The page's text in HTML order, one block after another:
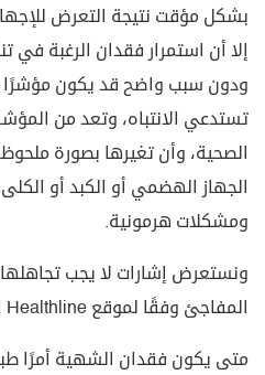
بشكل مؤقت نتيجة التعرض
إلا أن استمرار فقدان الرغبة
ودون سبب واضح قد يكون
تستدعي الانتباه، وتعد من
الصحية، وأن تغيرها بصورة
الجهاز الهضمي أو الكبد أو
ومشكلات هرمونية.
ونستعرض إشارات لا يجب
المفاجئ وفقًا لموقع Healthline الطبي.
متى يكون فقدان الشهية أمرًا